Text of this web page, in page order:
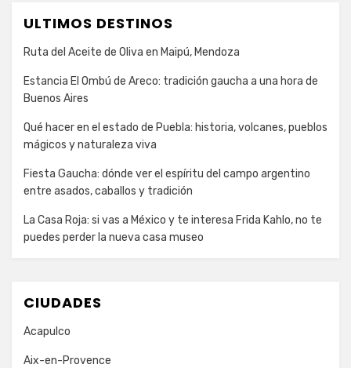
ULTIMOS DESTINOS
Ruta del Aceite de Oliva en Maipú, Mendoza
Estancia El Ombú de Areco: tradición gaucha a una hora de
Buenos Aires
Qué hacer en el estado de Puebla: historia, volcanes, pueblos
mágicos y naturaleza viva
Fiesta Gaucha: dónde ver el espíritu del campo argentino
entre asados, caballos y tradición
La Casa Roja: si vas a México y te interesa Frida Kahlo, no te
puedes perder la nueva casa museo
CIUDADES
Acapulco
Aix-en-Provence